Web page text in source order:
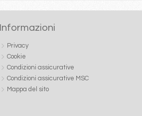
Informazioni
Privacy
Cookie
Condizioni assicurative
Condizioni assicurative MSC
Mappa del sito